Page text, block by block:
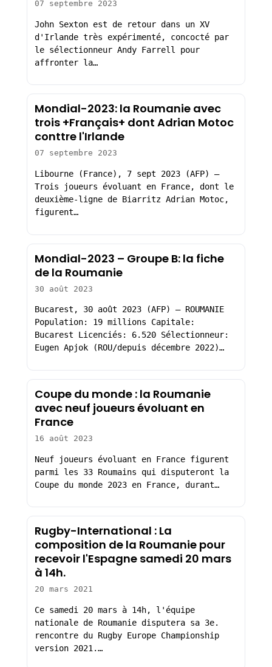
07 septembre 2023
John Sexton est de retour dans un XV
d'Irlande très expérimenté, concocté par
le sélectionneur Andy Farrell pour
affronter la…
Mondial-2023: la Roumanie avec
trois +Français+ dont Adrian Motoc
conttre l'Irlande
07 septembre 2023
Libourne (France), 7 sept 2023 (AFP) –
Trois joueurs évoluant en France, dont le
deuxième-ligne de Biarritz Adrian Motoc,
figurent…
Mondial-2023 – Groupe B: la fiche
de la Roumanie
30 août 2023
Bucarest, 30 août 2023 (AFP) – ROUMANIE
Population: 19 millions Capitale:
Bucarest Licenciés: 6.520 Sélectionneur:
Eugen Apjok (ROU/depuis décembre 2022)…
Coupe du monde : la Roumanie
avec neuf joueurs évoluant en
France
16 août 2023
Neuf joueurs évoluant en France figurent
parmi les 33 Roumains qui disputeront la
Coupe du monde 2023 en France, durant…
Rugby-International : La
composition de la Roumanie pour
recevoir l'Espagne samedi 20 mars
à 14h.
20 mars 2021
Ce samedi 20 mars à 14h, l'équipe
nationale de Roumanie disputera sa 3e.
rencontre du Rugby Europe Championship
version 2021.…